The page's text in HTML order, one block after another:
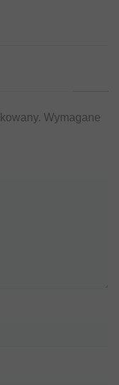
Wymagane